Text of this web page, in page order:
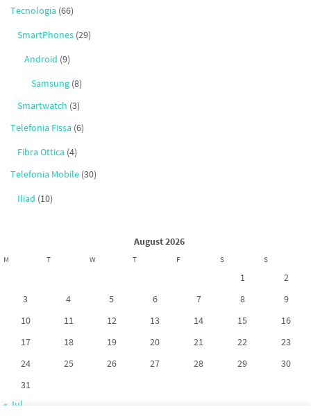
Tecnologia (66)
SmartPhones (29)
Android (9)
Samsung (8)
Smartwatch (3)
Telefonia Fissa (6)
Fibra Ottica (4)
Telefonia Mobile (30)
Iliad (10)
August 2026
M T W T F S S
1
2
3
4 5 6 7 8
9
10
11 12 13 14 15
16
17
18 19 20 21 22
23
24
25 26 27 28 29
30
31
« Jul